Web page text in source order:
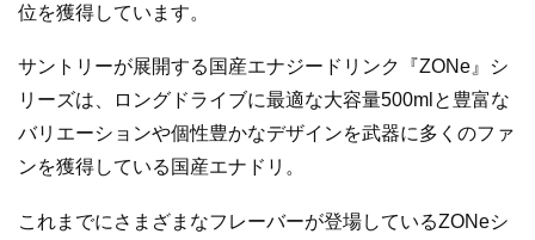
位を獲得しています。
サントリーが展開する国産エナジードリンク『ZONe』シ
リーズは、ロングドライブに最適な大容量500mlと豊富な
バリエーションや個性豊かなデザインを武器に多くのファ
ンを獲得している国産エナドリ。
これまでにさまざまなフレーバーが登場しているZONeシ